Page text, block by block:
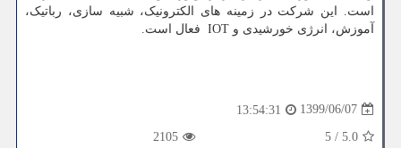
است. این شرکت در زمینه های الکترونیک، شبیه سازی، رباتیک،
آموزش، انرژی خورشیدی و IOT ‏ فعال است.‏
1399/06/07
13:54:31
5.0
/
5
2105